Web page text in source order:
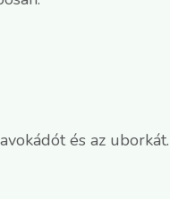
és az uborkát.